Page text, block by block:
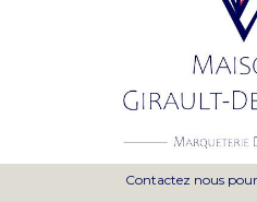
Contactez nous